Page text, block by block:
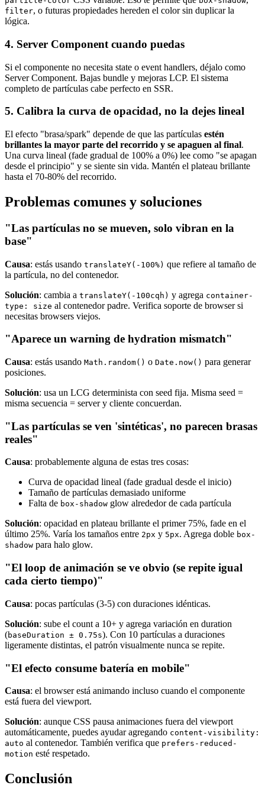
filter, o futuras propiedades hereden el color sin duplicar la
lógica.
4. Server Component cuando puedas
Si el componente no necesita state o event handlers, déjalo como
Server Component. Bajas bundle y mejoras LCP. El sistema
completo de partículas cabe perfecto en SSR.
5. Calibra la curva de opacidad, no la dejes lineal
El efecto "brasa/spark" depende de que las partículas estén
brillantes la mayor parte del recorrido y se apaguen al final.
Una curva lineal (fade gradual de 100% a 0%) lee como "se apagan
desde el principio" y se siente sin vida. Mantén el plateau brillante
hasta el 70-80% del recorrido.
Problemas comunes y soluciones
"Las partículas no se mueven, solo vibran en la
base"
Causa: estás usando translateY(-100%) que refiere al tamaño de
la partícula, no del contenedor.
Solución: cambia a translateY(-100cqh) y agrega container-
type: size al contenedor padre. Verifica soporte de browser si
necesitas browsers viejos.
"Aparece un warning de hydration mismatch"
Causa: estás usando Math.random() o Date.now() para generar
posiciones.
Solución: usa un LCG determinista con seed fija. Misma seed =
misma secuencia = server y cliente concuerdan.
"Las partículas se ven 'sintéticas', no parecen brasas
reales"
Causa: probablemente alguna de estas tres cosas:
Curva de opacidad lineal (fade gradual desde el inicio)
Tamaño de partículas demasiado uniforme
Falta de box-shadow glow alrededor de cada partícula
Solución: opacidad en plateau brillante el primer 75%, fade en el
último 25%. Varía los tamaños entre 2px y 5px. Agrega doble box-
shadow para halo glow.
"El loop de animación se ve obvio (se repite igual
cada cierto tiempo)"
Causa: pocas partículas (3-5) con duraciones idénticas.
Solución: sube el count a 10+ y agrega variación en duration
(baseDuration ± 0.75s). Con 10 partículas a duraciones
ligeramente distintas, el patrón visualmente nunca se repite.
"El efecto consume batería en mobile"
Causa: el browser está animando incluso cuando el componente
está fuera del viewport.
Solución: aunque CSS pausa animaciones fuera del viewport
automáticamente, puedes ayudar agregando content-visibility:
auto al contenedor. También verifica que prefers-reduced-
motion esté respetado.
Conclusión